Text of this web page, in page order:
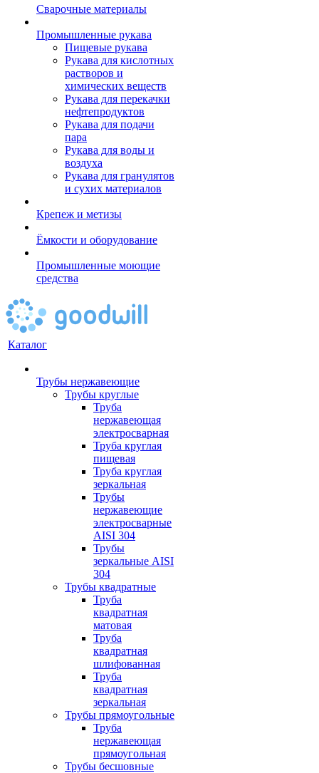
Сварочные материалы
Промышленные рукава
Пищевые рукава
Рукава для кислотных
растворов и
химических веществ
Рукава для перекачки
нефтепродуктов
Рукава для подачи
пара
Рукава для воды и
воздуха
Рукава для гранулятов
и сухих материалов
Крепеж и метизы
Ёмкости и оборудование
Промышленные моющие
средства
Каталог
Трубы нержавеющие
Трубы круглые
Труба
нержавеющая
электросварная
Труба круглая
пищевая
Труба круглая
зеркальная
Трубы
нержавеющие
электросварные
AISI 304
Трубы
зеркальные AISI
304
Трубы квадратные
Труба
квадратная
матовая
Труба
квадратная
шлифованная
Труба
квадратная
зеркальная
Трубы прямоугольные
Труба
нержавеющая
прямоугольная
Трубы бесшовные